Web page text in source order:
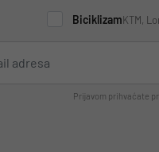
BiciklizamKTM,
Prijavom prihvaćate